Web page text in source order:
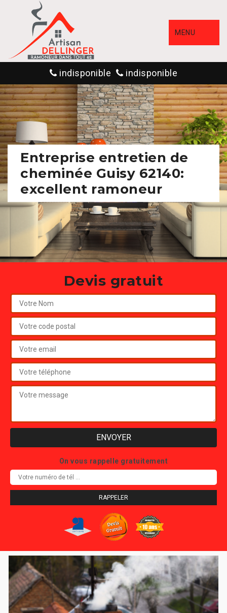
MENU
indisponible indisponible
Entreprise entretien de
cheminée Guisy 62140:
excellent ramoneur
Devis gratuit
On vous rappelle gratuitement